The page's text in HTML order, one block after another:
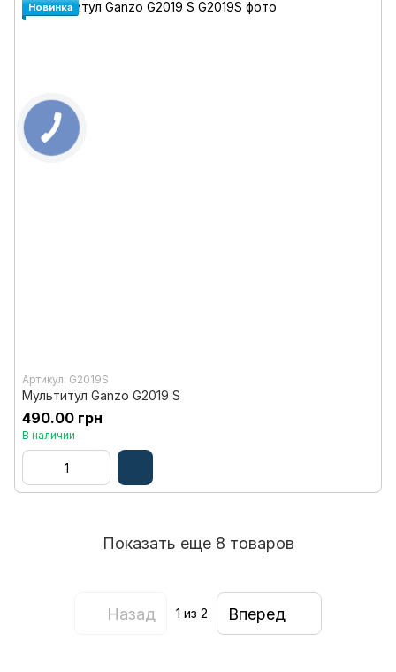
Новинка
Артикул: G2019S
Мультитул Ganzo G2019 S
490.00 грн
В наличии
Показать еще 8 товаров
Назад 1 из 2 Вперед